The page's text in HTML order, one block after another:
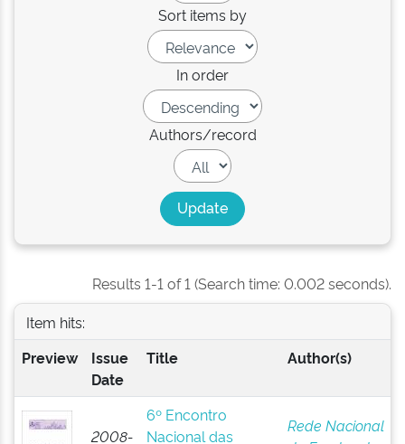
Sort items by
In order
Authors/record
Results 1-1 of 1 (Search time: 0.002 seconds).
Item hits:
Preview
Issue
Date
Title Author(s)
2008-
6º Encontro
Nacional das
Rede Nacional